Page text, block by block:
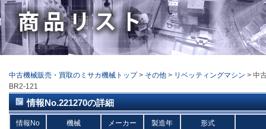
中古機械販売・買取のミサカ機械トップ > その他 > リベッティングマシン > 中
BR2-121
情報No.221270の詳細
情報No 機械 メーカー 製造年 形式